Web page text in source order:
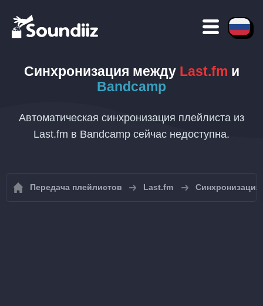
Синхронизация между Last.fm и
Bandcamp
Автоматическая синхронизация плейлиста из
Last.fm в Bandcamp сейчас недоступна.
Передача плейлистов Last.fm